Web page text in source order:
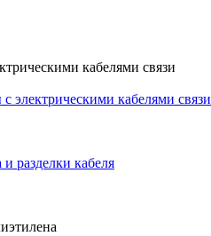
кабелями связи
электрическими кабелями связи
разделки кабеля